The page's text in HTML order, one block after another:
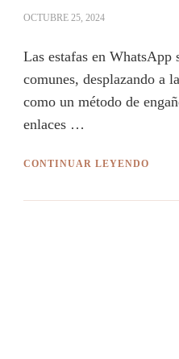
OCTUBRE 25, 2024
Las estafas en WhatsApp
comunes, desplazando a
como un método de
enlaces …
CONTINUAR LEYENDO